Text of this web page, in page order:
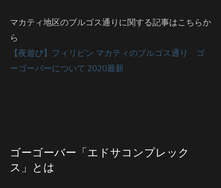
マカティ地区のブルゴス通りに関する記事はこちらか
ら
【夜遊び】フィリピン マカティのブルゴス通り ゴ
ーゴーバーについて 2020最新
ゴーゴーバー「エドサコンプレック
ス」とは